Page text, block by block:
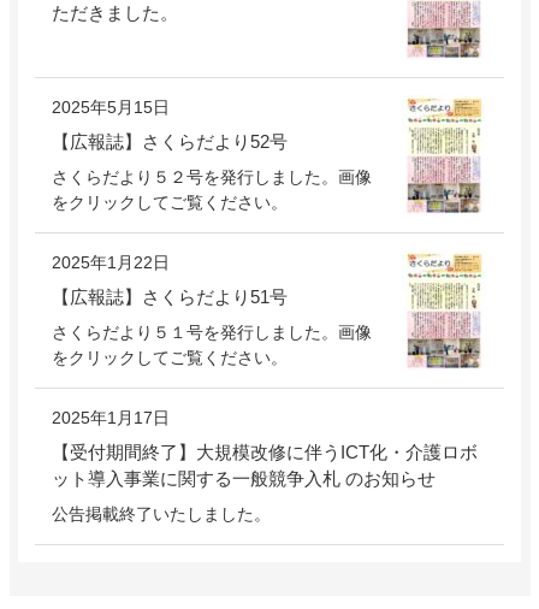
ただきました。
2025年5月15日
【広報誌】さくらだより52号
さくらだより５２号を発行しました。画像
をクリックしてご覧ください。
2025年1月22日
【広報誌】さくらだより51号
さくらだより５１号を発行しました。画像
をクリックしてご覧ください。
2025年1月17日
【受付期間終了】大規模改修に伴うICT化・介護ロボ
ット導入事業に関する一般競争入札 のお知らせ
公告掲載終了いたしました。